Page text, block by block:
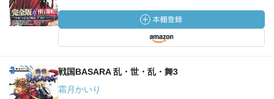
戦国BASARA 乱・世・乱・舞3
霜月かいり